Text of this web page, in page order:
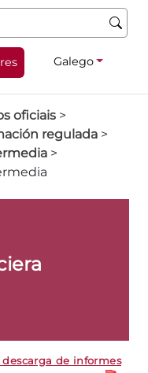
Galego
oficiais >
regulada >
>
de informes